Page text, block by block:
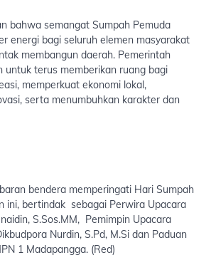
bahwa semangat Sumpah Pemuda
energi bagi seluruh elemen masyarakat
membangun daerah. Pemerintah
untuk terus memberikan ruang bagi
memperkuat ekonomi lokal,
serta menumbuhkan karakter dan
bendera memperingati Hari Sumpah
ini, bertindak sebagai Perwira Upacara
S.Sos.MM, Pemimpin Upacara
Nurdin, S.Pd, M.Si dan Paduan
1 Madapangga. (Red)